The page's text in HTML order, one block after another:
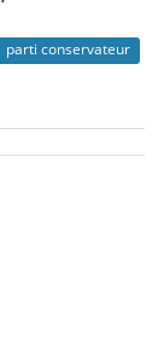
parti conservateur